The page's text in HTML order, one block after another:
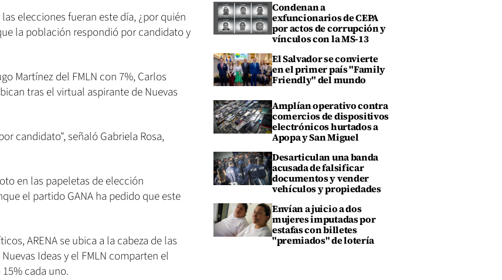
elecciones fueran este día, ¿por quién
la población respondió por candidato y
Martínez del FMLN con 7%, Carlos
tras el virtual aspirante de Nuevas
candidato", señaló Gabriela Rosa,
en las papeletas de elección
el partido GANA ha pedido que este
ARENA se ubica a la cabeza de las
Ideas y el FMLN comparten el
cada uno.
Condenan a
exfuncionarios de CEPA
por actos de corrupción y
vínculos con la MS-13
El Salvador se convierte
en el primer país "Family
Friendly" del mundo
Amplían operativo contra
comercios de dispositivos
electrónicos hurtados a
Apopa y San Miguel
Desarticulan una banda
acusada de falsificar
documentos y vender
vehículos y propiedades
Envían a juicio a dos
mujeres imputadas por
estafas con billetes
"premiados" de lotería